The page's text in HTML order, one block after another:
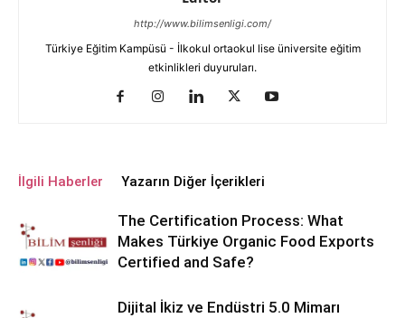
http://www.bilimsenligi.com/
Türkiye Eğitim Kampüsü - İlkokul ortaokul lise üniversite eğitim
etkinlikleri duyuruları.
İlgili Haberler Yazarın Diğer İçerikleri
The Certification Process: What
Makes Türkiye Organic Food Exports
Certified and Safe?
Dijital İkiz ve Endüstri 5.0 Mimarı